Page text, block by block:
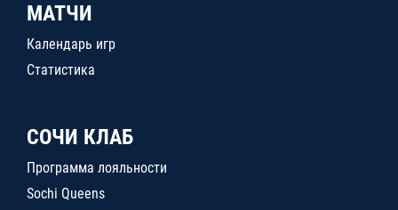
МАТЧИ
Календарь игр
Статистика
СОЧИ КЛАБ
Программа лояльности
Sochi Queens